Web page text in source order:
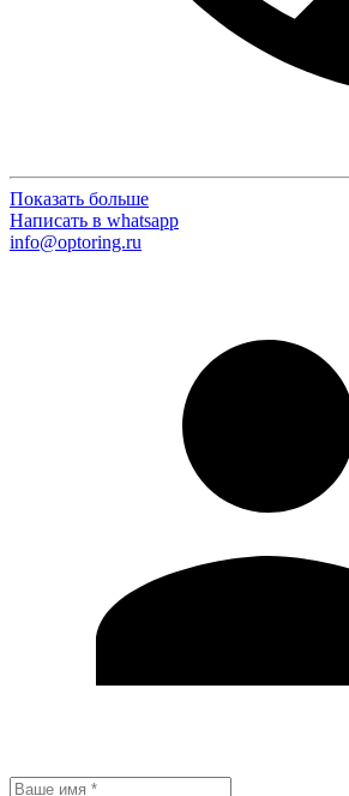
Показать больше
Написать в whatsapp
info@optoring.ru